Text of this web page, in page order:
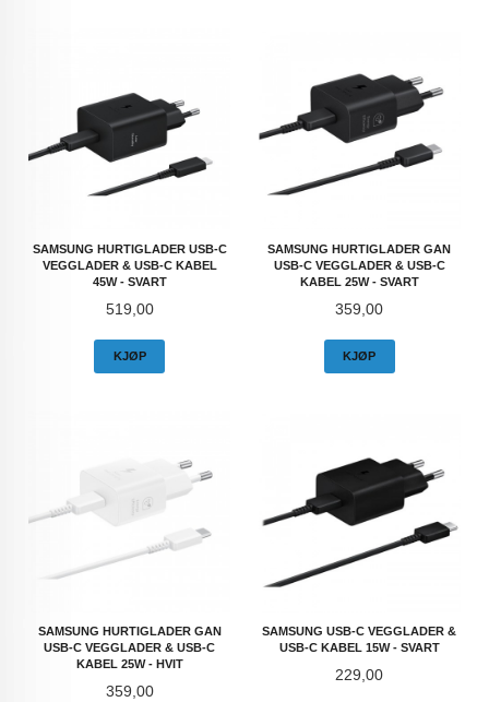
SAMSUNG HURTIGLADER USB-C
VEGGLADER & USB-C KABEL
45W - SVART
Pris
519,00
KJØP
SAMSUNG HURTIGLADER GAN
USB-C VEGGLADER & USB-C
KABEL 25W - SVART
Pris
359,00
KJØP
SAMSUNG HURTIGLADER GAN
USB-C VEGGLADER & USB-C
KABEL 25W - HVIT
Pris
359,00
SAMSUNG USB-C VEGGLADER &
USB-C KABEL 15W - SVART
Pris
229,00